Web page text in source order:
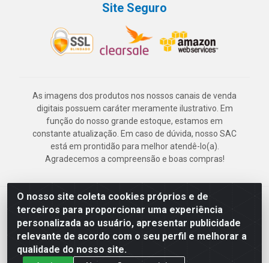
O nosso site coleta cookies próprios e de
terceiros para proporcionar uma experiência
personalizada ao usuário, apresentar publicidade
relevante de acordo com o seu perfil e melhorar a
qualidade do nosso site.
Site Seguro
As imagens dos produtos nos nossos canais de venda
digitais possuem caráter meramente ilustrativo. Em
função do nosso grande estoque, estamos em
constante atualização. Em caso de dúvida, nosso SAC
está em prontidão para melhor atendê-lo(a).
Agradecemos a compreensão e boas compras!
Deskontão Atacado - Av. Marechal Mascarenhas de Morais, 2471 -
Imbiribeira - Recife/PE - CEP 51.150-001 - CNPJ 24.150.377/0003-
57